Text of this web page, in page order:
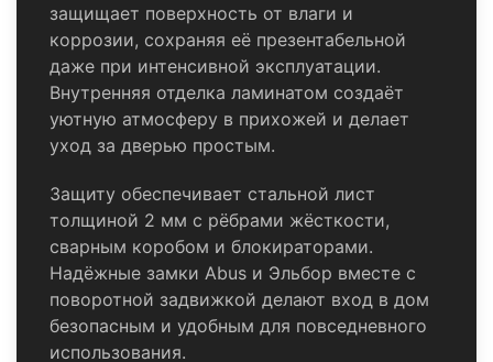
защищает поверхность от влаги и
коррозии, сохраняя её презентабельной
даже при интенсивной эксплуатации.
Внутренняя отделка ламинатом создаёт
уютную атмосферу в прихожей и делает
уход за дверью простым.
Защиту обеспечивает стальной лист
толщиной 2 мм с рёбрами жёсткости,
сварным коробом и блокираторами.
Надёжные замки Abus и Эльбор вместе с
поворотной задвижкой делают вход в дом
безопасным и удобным для повседневного
использования.